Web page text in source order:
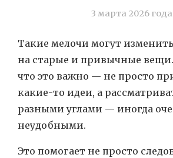
3 марта 2026 года
Такие мелочи могут
на старые и привычные
что это важно — не просто
какие-то идеи, а
разными углами — иногда
неудобными.
Это помогает не просто